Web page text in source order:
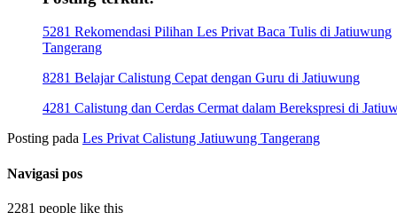
5281 Rekomendasi Pilihan Les Privat Baca Tulis di Jatiuwung
Tangerang
8281 Belajar Calistung Cepat dengan Guru di Jatiuwung
4281 Calistung dan Cerdas Cermat dalam Berekspresi di
Posting pada Les Privat Calistung Jatiuwung Tangerang
Navigasi pos
2281 people like this